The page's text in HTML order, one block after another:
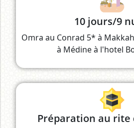
10 jours/9
Omra au Conrad 5* à Makkah 4 nuits et 4 nuits
à
Préparation au rite